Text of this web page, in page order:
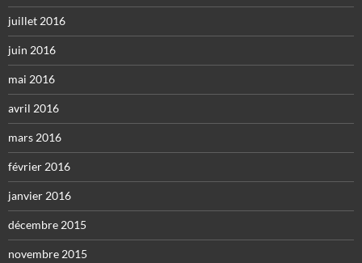
juillet 2016
juin 2016
mai 2016
avril 2016
mars 2016
février 2016
janvier 2016
décembre 2015
novembre 2015